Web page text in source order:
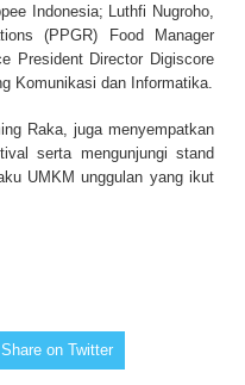
Indonesia; Luthfi Nugroho,
(PPGR) Food Manager
President Director Digiscore
Komunikasi dan Informatika.
Raka, juga menyempatkan
serta mengunjungi stand
UMKM unggulan yang ikut
Share on Twitter